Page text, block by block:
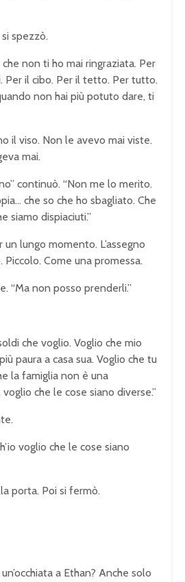
spezzò.
non ti ho mai ringraziata. Per
Per il cibo. Per il tetto. Per tutto.
non hai più potuto dare, ti
il viso. Non le avevo mai viste.
mai.
continuò. “Non me lo merito.
che so che ho sbagliato. Che
siamo dispiaciuti.”
lungo momento. L’assegno
Piccolo. Come una promessa.
“Ma non posso prenderli.”
che voglio. Voglio che mio
paura a casa sua. Voglio che tu
la famiglia non è una
che le cose siano diverse.”
voglio che le cose siano
porta. Poi si fermò.
a Ethan? Anche solo